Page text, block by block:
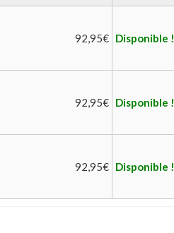
92,95€ Disponible !
92,95€ Disponible !
92,95€ Disponible !